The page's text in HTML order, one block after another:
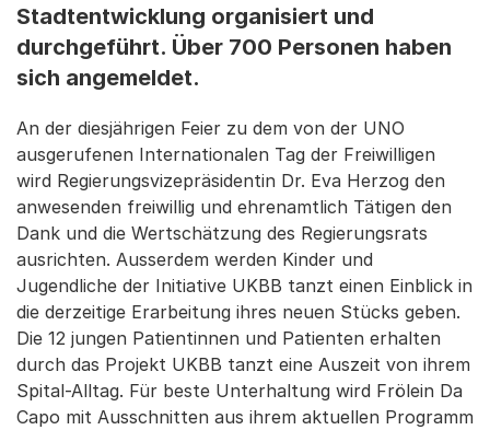
Stadtentwicklung organisiert und
durchgeführt. Über 700 Personen haben
sich angemeldet.
An der diesjährigen Feier zu dem von der UNO
ausgerufenen Internationalen Tag der Freiwilligen
wird Regierungsvizepräsidentin Dr. Eva Herzog den
anwesenden freiwillig und ehrenamtlich Tätigen den
Dank und die Wertschätzung des Regierungsrats
ausrichten. Ausserdem werden Kinder und
Jugendliche der Initiative UKBB tanzt einen Einblick in
die derzeitige Erarbeitung ihres neuen Stücks geben.
Die 12 jungen Patientinnen und Patienten erhalten
durch das Projekt UKBB tanzt eine Auszeit von ihrem
Spital-Alltag. Für beste Unterhaltung wird Frölein Da
Capo mit Ausschnitten aus ihrem aktuellen Programm